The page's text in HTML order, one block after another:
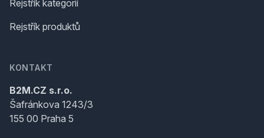
Rejstřík kategorií
Rejstřík produktů
KONTAKT
B2M.CZ s.r.o.
Šafránkova 1243/3
155 00 Praha 5